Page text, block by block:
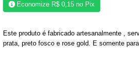
Economize R$ 0,15 no Pix
Este produto é fabricado artesanalmente ,
prata, preto fosco e rose gold. E somente